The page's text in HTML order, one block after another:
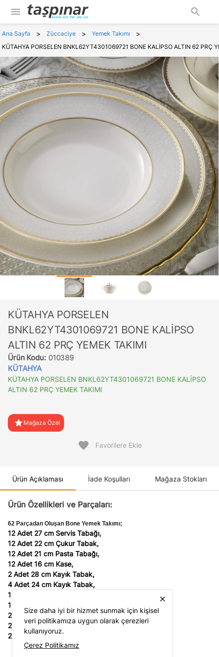
menu search
Ana Sayfa > Züccaciye > Yemek Takımı >
KÜTAHYA PORSELEN BNKL62YT4301069721 BONE KALİPSO ALTIN 62 PRÇ
KÜTAHYA PORSELEN
BNKL62YT4301069721 BONE KALİPSO
ALTIN 62 PRÇ YEMEK TAKIMI
Ürün Kodu: 010389
KÜTAHYA
KÜTAHYA PORSELEN BNKL62YT4301069721 BONE KALİPSO
ALTIN 62 PRÇ YEMEK TAKIMI
star Mağaza Özel
favorite Favorilere Ekle
Ürün Açıklaması İade Koşulları Mağaza Stokları
Ürün Özellikleri ve Parçaları:
62 Parçadan Oluşan Bone Yemek Takımı;
12 Adet 27 cm Servis Tabağı,
12 Adet 22 cm Çukur Tabak,
12 Adet 21 cm Pasta Tabağı,
12 Adet 16 cm Kase,
2 Adet 28 cm Kayık Tabak,
4 Adet 24 cm Kayık Tabak,
1 Adet Çorbalık,
1 Adet Çorbalık Kapağı,
2 Adet Tuzluk,
2 Adet Biberlik,
2 Adet Kürdanlık'tan oluşmaktadır.
close
Size daha iyi bir hizmet sunmak için kişisel
veri politikamıza uygun olarak çerezleri
kullanıyoruz.
Çerez Politikamız